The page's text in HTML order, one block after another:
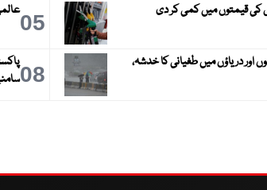
کی قیمتوں میں کمی کر دی 05
بارشوں اور دریاؤں میں طغیانی کا خدشہ،
08